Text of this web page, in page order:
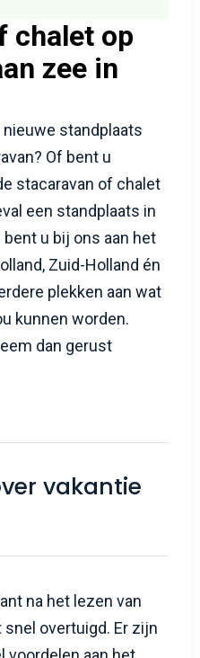
chalet op
zee in
nieuwe standplaats
Of bent u
stacaravan of chalet
een standplaats in
bent u bij ons aan het
Zuid-Holland én
plekken aan wat
kunnen worden.
dan gerust
vakantie
na het lezen van
overtuigd. Er zijn